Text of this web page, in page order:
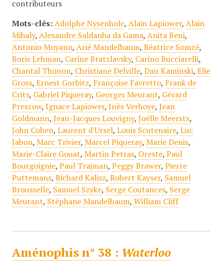
contributeurs
Mots-clés: Adolphe Nysenholc, Alain Lapiower, Alain
Mihaly, Alexandre Saldanha da Gama, Anita Beni,
Antonio Moyano, Arié Mandelbaum, Béatrice Somzé,
Boris Lehman, Carine Bratzlavsky, Carino Bucciarelli,
Chantal Thonon, Christiane Delville, Dan Kaminski, Elie
Gross, Ernest Gorbitz, Françoise Favretto, Frank de
Crits, Gabriel Piqueray, Georges Meurant, Gérard
Preszow, Ignace Lapiower, Inès Verhoye, Jean
Goldmann, Jean-Jacques Louvigny, Joëlle Meerstx,
John Cohen, Laurent d'Ursel, Louis Scutenaire, Luc
Jabon, Marc Trivier, Marcel Piqueray, Marie Denis,
Marie-Claire Gouat, Martin Petras, Oreste, Paul
Bourgoignie, Paul Trajman, Peggy Brawer, Pierre
Puttemans, Richard Kalisz, Robert Kayser, Samuel
Brousselle, Samuel Szyke, Serge Coutances, Serge
Meurant, Stéphane Mandelbaum, William Cliff
Aménophis n° 38 : Waterloo